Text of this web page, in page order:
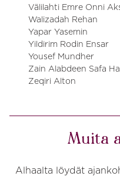
Välilahti Emre Onni
Walizadah Rehan
Yapar Yasemin
Yildirim Rodin Ensar
Yousef Mundher
Zain Alabdeen Safa
Zeqiri Alton
Muita
Alhaalta löydät